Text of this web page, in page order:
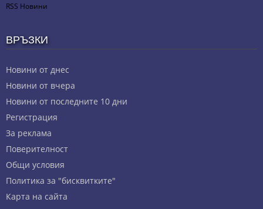
RSS Новини
ВРЪЗКИ
Новини от днес
Новини от вчера
Новини от последните 10 дни
Регистрация
За реклама
Πoвepитeлнocт
Общи условия
Политика за "бисквитките"
Карта на сайта